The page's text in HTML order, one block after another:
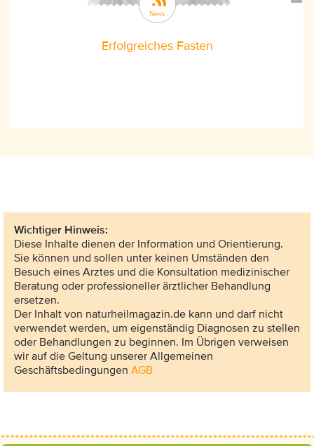
Erfolgreiches Fasten
Wichtiger Hinweis:
Diese Inhalte dienen der Information und Orientierung.
Sie können und sollen unter keinen Umständen den
Besuch eines Arztes und die Konsultation medizinischer
Beratung oder professioneller ärztlicher Behandlung
ersetzen.
Der Inhalt von naturheilmagazin.de kann und darf nicht
verwendet werden, um eigenständig Diagnosen zu stellen
oder Behandlungen zu beginnen. Im Übrigen verweisen
wir auf die Geltung unserer Allgemeinen
Geschäftsbedingungen AGB